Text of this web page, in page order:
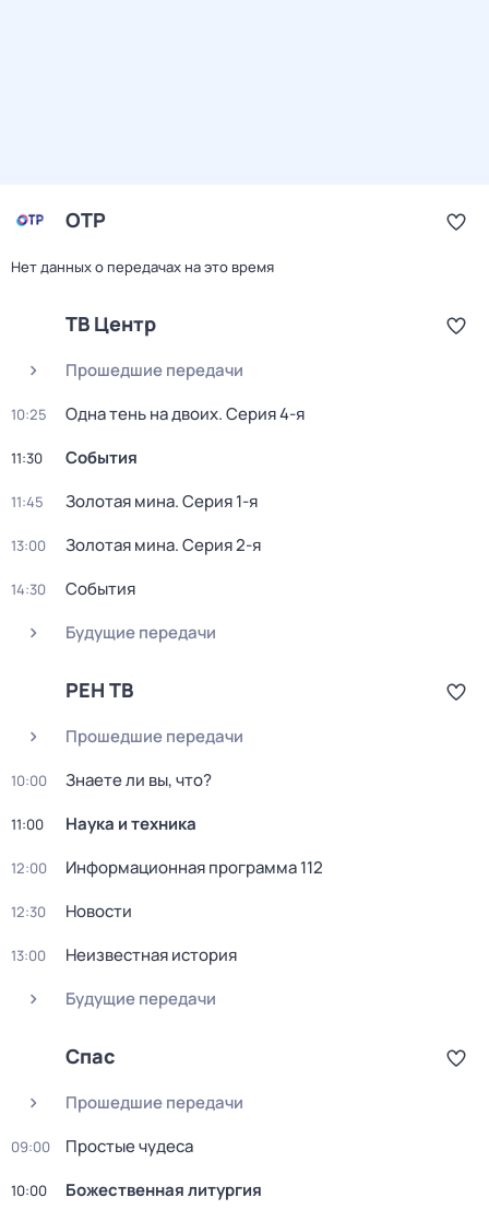
ОТР
Нет данных о передачах на это время
ТВ Центр
Прошедшие передачи
10:25 Одна тень на двоих. Серия 4-я
11:30 События
11:45 Золотая мина. Серия 1-я
13:00 Золотая мина. Серия 2-я
14:30
События
Будущие передачи
РЕН ТВ
Прошедшие передачи
10:00 Знаете ли вы, что?
11:00 Наука и техника
12:00 Информационная программа 112
12:30 Новости
13:00
Неизвестная история
Будущие передачи
Спас
Прошедшие передачи
09:00 Простые чудеса
10:00 Божественная литургия